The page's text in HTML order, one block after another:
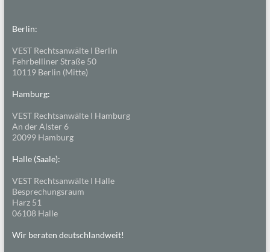
Berlin:
VEST Rechtsanwälte I Berlin
Fehrbelliner Straße 50
10119 Berlin (Mitte)
Hamburg:
VEST Rechtsanwälte I Hamburg
An der Alster 6
20099 Hamburg
Halle (Saale):
VEST Rechtsanwälte I Halle
Besprechungsraum
Harz 51
06108 Halle
Wir beraten deutschlandweit!